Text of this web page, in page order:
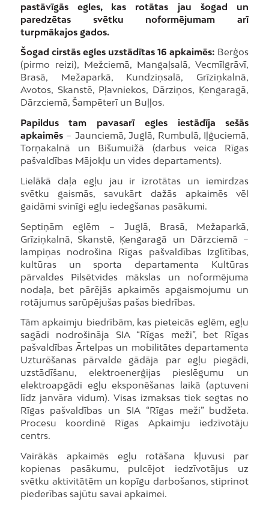
pastāvīgās egles, kas rotātas jau šogad un
paredzētas svētku noformējumam arī
turpmākajos gados.
Šogad cirstās egles uzstādītas 16 apkaimēs: Berģos
(pirmo reizi), Mežciemā, Mangaļsalā, Vecmīlgrāvī,
Brasā, Mežaparkā, Kundziņsalā, Grīziņkalnā,
Avotos, Skanstē, Pļavniekos, Dārziņos, Ķengaragā,
Dārzciemā, Šampēterī un Buļļos.
Papildus tam pavasarī egles iestādīja
sešās
apkaimēs– Jaunciemā, Juglā, Rumbulā, Iļģuciemā,
Torņakalnā un Bišumuižā (darbus veica Rīgas
pašvaldības Mājokļu un vides departaments).
Lielākā daļa egļu jau ir izrotātas un iemirdzas
svētku gaismās, savukārt dažās apkaimēs vēl
gaidāmi svinīgi egļu iedegšanas pasākumi.
Septiņām eglēm – Juglā, Brasā, Mežaparkā,
Grīziņkalnā, Skanstē, Ķengaragā un Dārzciemā –
lampiņas nodrošina Rīgas pašvaldības Izglītības,
kultūras un sporta departamenta Kultūras
pārvaldes Pilsētvides mākslas un noformējuma
nodaļa, bet pārējās apkaimēs apgaismojumu un
rotājumus sarūpējušas pašas biedrības.
Tām apkaimju biedrībām, kas pieteicās eglēm, egļu
sagādi nodrošināja SIA “Rīgas meži”, bet Rīgas
pašvaldības Ārtelpas un mobilitātes departamenta
Uzturēšanas pārvalde gādāja par egļu piegādi,
uzstādīšanu, elektroenerģijas pieslēgumu un
elektroapgādi egļu eksponēšanas laikā (aptuveni
līdz janvāra vidum). Visas izmaksas tiek segtas no
Rīgas pašvaldības un SIA “Rīgas meži” budžeta.
Procesu koordinē Rīgas Apkaimju iedzīvotāju
centrs.
Vairākās apkaimēs egļu rotāšana kļuvusi par
kopienas pasākumu, pulcējot iedzīvotājus uz
svētku aktivitātēm un kopīgu darbošanos, stiprinot
piederības sajūtu savai apkaimei.